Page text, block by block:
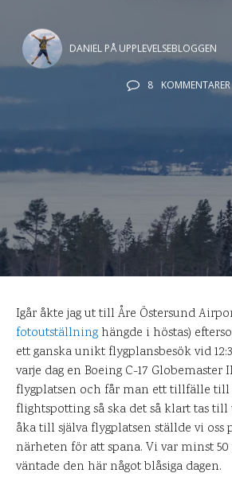
DANIEL PÅ UPPLEVELSEBLOGGEN
8 KOMMENTARER
Igår åkte jag ut till Åre Östersund
fotoutställning hängde i höstas)
ett ganska unikt flygplansbesök vid
varje dag en Boeing C-17
flygplatsen och får man ett tillfälle
flightspotting så ska det så klart tas
åka till själva flygplatsen ställde vi oss
närheten för att spana. Vi var minst
väntade den här något blåsiga dagen.